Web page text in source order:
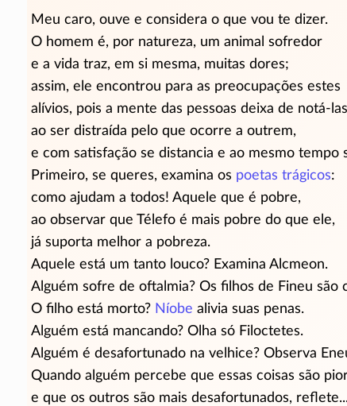
Meu caro, ouve e considera o que vou te dizer.
O homem é, por natureza, um animal sofredor
e a vida traz, em si mesma, muitas dores;
assim, ele encontrou para as preocupações estes
alívios, pois a mente das pessoas deixa de notá-las
ao ser distraída pelo que ocorre a outrem,
e com satisfação se distancia e ao mesmo tempo
Primeiro, se queres, examina os poetas trágicos:
como ajudam a todos! Aquele que é pobre,
ao observar que Télefo é mais pobre do que ele,
já suporta melhor a pobreza.
Aquele está um tanto louco? Examina Alcmeon.
Alguém sofre de oftalmia? Os filhos de Fineu são
O filho está morto? Níobe alivia suas penas.
Alguém está mancando? Olha só Filoctetes.
Alguém é desafortunado na velhice? Observa
Quando alguém percebe que essas coisas são
e que os outros são mais desafortunados,